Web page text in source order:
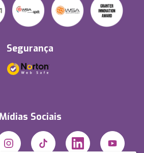
Segurança
Sociais